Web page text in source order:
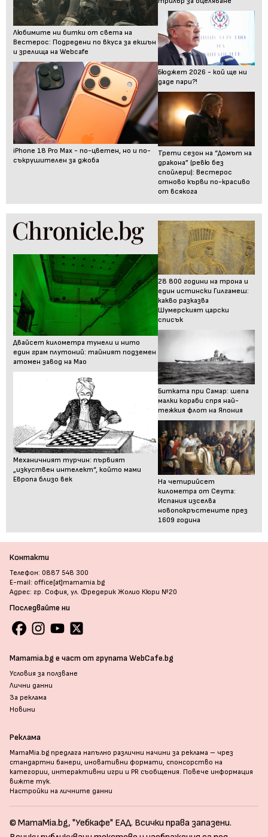
Любимите ни битки от света на
Вестерос: Подредени по вкуса за екшън
и зрелища на Webcafe
iPhone 18 Pro Max - по-цветен, но и по-
съкрушителен за джоба
Бюджет 2026 - кой ще ни
даде пари?!
Трети сезон на “Домът на
дракона” (ревю без
спойлери): Вестерос
отново кърви по-красиво
от всякога
Двайсет километра тунели и нито
един грам плутоний: тайният подземен
атомен завод на Мао
Механичният турчин: първият
„изкуствен интелект“, който мами
Европа близо век
28 800 години на трона и
един истински Гилгамеш:
какво разказва
Шумерският царски
списък
Битката при Самар: шепа
малки кораби спря най-
тежкия флот на Япония
На четирийсет
километра от Сеута:
Испания изселва
новопокръстените през
1609 година
Контакти
Телефон: 0887 548 300
E-mail: office[at]mamamia.bg
Адрес: гр. София, ул. Фредерик Жолио Кюри №20
Последвайте ни
Mamamia.bg е част от групата WebCafe.bg
Условия за ползване
Лични данни
За реклама
Новини
Реклама
MamaMia.bg предлага напълно различни начини за реклама – чрез
стандартни банери, иновативни формати, спонсорство на
категории, интерактивни игри и PR съобщения. Повече информация
вижте тук.
Настройки на личните данни
© MamaMia.bg, "Уебкафе" ЕАД. Всички права запазени.